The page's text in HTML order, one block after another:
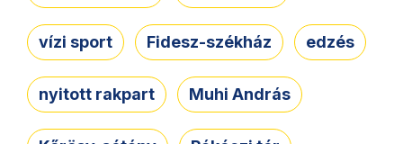
vízi sport Fidesz-székház edzés
nyitott rakpart Muhi András